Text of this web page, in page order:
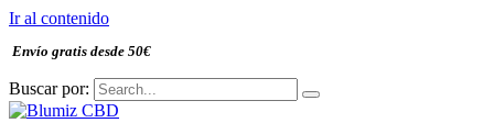
Ir al contenido
Envío gratis desde 50€
Buscar por: